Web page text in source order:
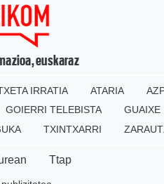
euskaraz
IRRATIA ATARIA
GOIERRI TELEBISTA
GUAIXE
TXINTXARRI
Ttap